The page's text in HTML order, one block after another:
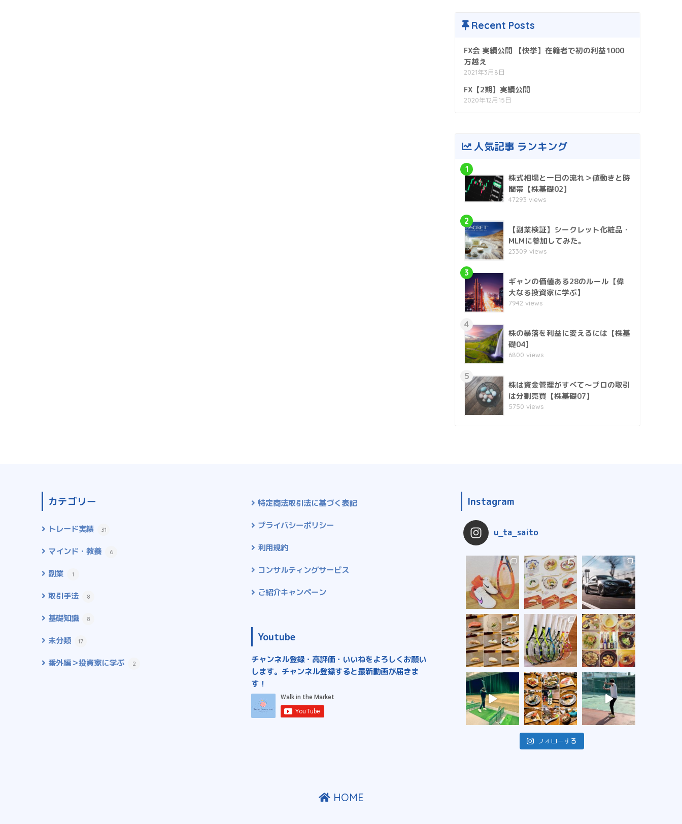
Recent Posts
FX会 実績公開 【快挙】在籍者で初の利益1000
万越え
2021年3月8日
FX【2期】実績公開
2020年12月15日
人気記事 ランキング
1
株式相場と一日の流れ＞値動きと時
間帯【株基礎02】
47293 views
2
【副業検証】シークレット化粧品・
MLMに参加してみた。
23309 views
3
ギャンの価値ある28のルール【偉
大なる投資家に学ぶ】
7942 views
4
株の暴落を利益に変えるには【株基
礎04】
6800 views
5
株は資金管理がすべて～プロの取引
は分割売買【株基礎07】
5750 views
カテゴリー
トレード実績 31
マインド・教養 6
副業 1
取引手法 8
基礎知識 8
未分類 17
番外編＞投資家に学ぶ 2
特定商法取引法に基づく表記
プライバシーポリシー
利用規約
コンサルティングサービス
ご紹介キャンペーン
Youtube
チャンネル登録・高評価・いいねをよろしくお願い
します。チャンネル登録すると最新動画が届きま
す！
Instagram
u_ta_saito
フォローする
HOME